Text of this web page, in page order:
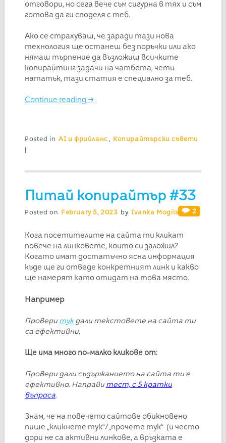
отговори, но сега вече съм сигурна в тях и съм
готова да ги споделя с теб.
Ако се страхуваш, че заради тази нова
технология ще останеш без поръчки или ако
нямаш търпение да възложиш всичките
копирайтинг задачи на чатбота, чети
нататък, тази статия е специално за теб.
Continue reading →
Posted in AI и фрийланс , Копирайтърски съвети
|
Питай копирайтър #33
Posted on February 5, 2023 by Ivanka Mogilska 2
Кога посетителите на сайта ти кликат
повече на линковете, които си заложил?
Когато имат достатъчно ясна информация
къде ще ги отведе конкретният линк и какво
ще намерят като отидат на това място.
Например
Провери тукдали текстовете на сайта ти
са ефективни.
Ще има много по-малко кликове от:
Провери дали съдържанието на сайта ти е
ефективно. Направи тест, с 5 кратки
въпроса.
Знам, че на повечето сайтове обикновено
пише „кликнете тук“/„прочете тук“ (и често
дори не са активни линкове, а връзката е